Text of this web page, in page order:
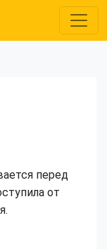
перед
от